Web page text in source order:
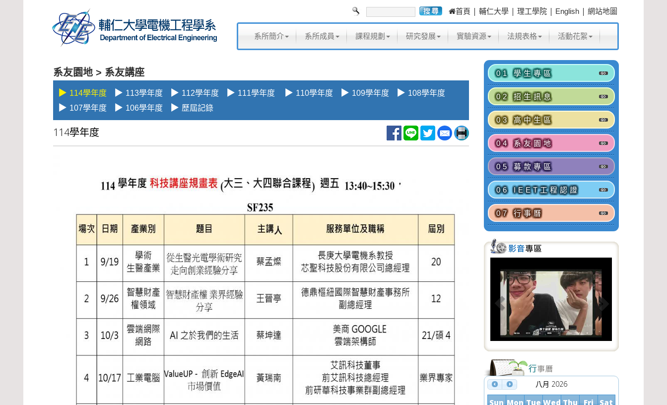
首頁 | 輔仁大學 | 理工學院 | English | 網站地圖
系所簡介 系所成員 課程規劃 研究發展 實驗資源 法規表格 活動花絮
系友園地 > 系友講座
▶ 114學年度 ▶ 113學年度 ▶ 112學年度 ▶ 111學年度 ▶ 110學年度 ▶ 109學年度 ▶ 108學年度
▶ 107學年度 ▶ 106學年度 ▶ 歷屆記錄
114學年度
01 學生專區
02 招生訊息
03 高中生區
04 系友園地
05 募款專區
06 IEET工程認證
07 行事曆
u
s
八月 2026
Sun Mon Tue Wed Thu Fri Sat